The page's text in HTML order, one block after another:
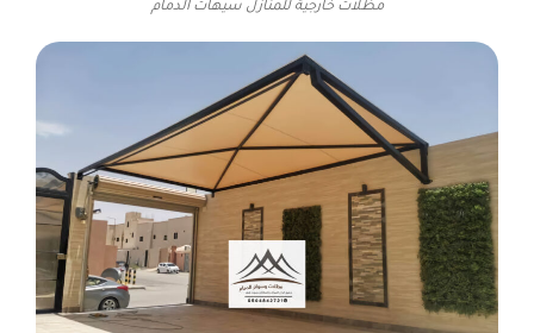
مظلات خارجية للمنازل سيهات الدمام